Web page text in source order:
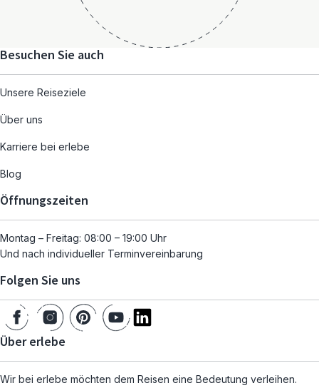
Besuchen Sie auch
Unsere Reiseziele
Über uns
Karriere bei erlebe
Blog
Öffnungszeiten
Montag – Freitag: 08:00 – 19:00 Uhr
Und nach individueller Terminvereinbarung
Folgen Sie uns
Über erlebe
Wir bei erlebe möchten dem Reisen eine Bedeutung verleihen.